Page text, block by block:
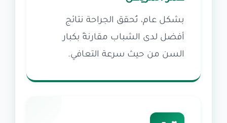
بشكل عام، تُحقق الجراحة نتائج
أفضل لدى الشباب مقارنةً بكبار
السن من حيث سرعة التعافي.